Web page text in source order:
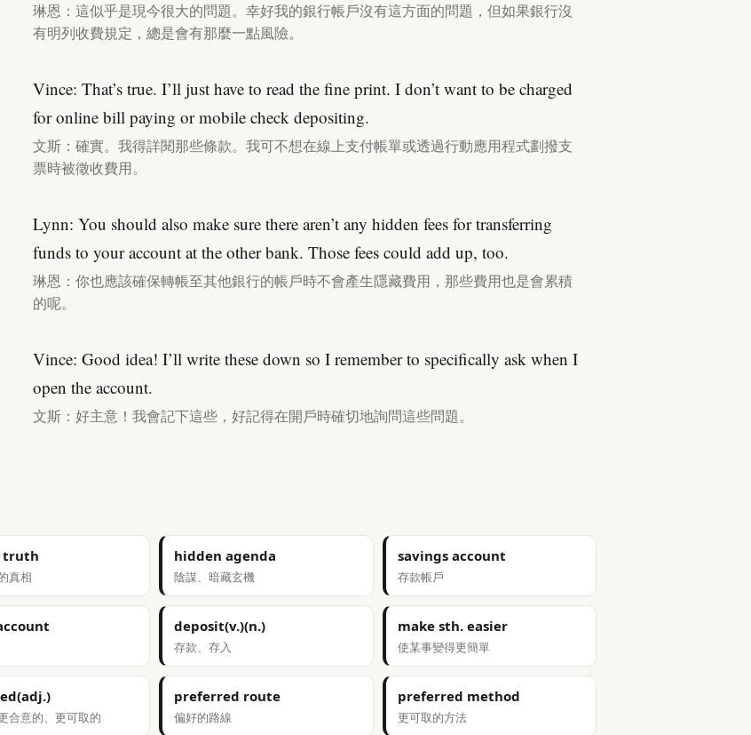
琳恩：這似乎是現今很大的問題。幸好我的銀行帳戶沒有這方面的問題，但如果銀行沒
有明列收費規定，總是會有那麼一點風險。
Vince: That’s true. I’ll just have to read the fine print. I don’t want to be charged
for online bill paying or mobile check depositing.
文斯：確實。我得詳閱那些條款。我可不想在線上支付帳單或透過行動應用程式劃撥支
票時被徵收費用。
Lynn: You should also make sure there aren’t any hidden fees for transferring
funds to your account at the other bank. Those fees could add up, too.
琳恩：你也應該確保轉帳至其他銀行的帳戶時不會產生隱藏費用，那些費用也是會累積
的呢。
Vince: Good idea! I’ll write these down so I remember to specifically ask when I
open the account.
文斯：好主意！我會記下這些，好記得在開戶時確切地詢問這些問題。
truth
真相
hidden agenda
陰謀、暗藏玄機
savings account
存款帳戶
deposit(v.)(n.)
存款、存入
make sth. easier
使某事變得更簡單
合意的、更可取的
preferred route
偏好的路線
preferred method
更可取的方法